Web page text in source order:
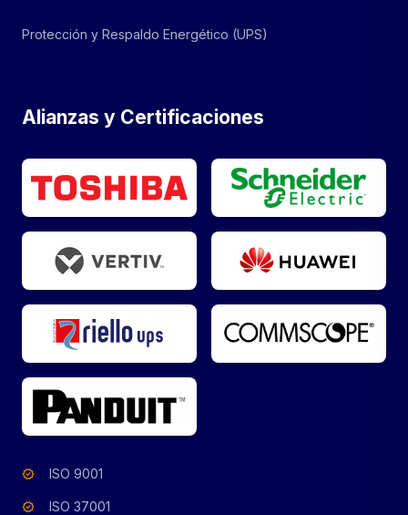
Protección y Respaldo Energético (UPS)
Alianzas y Certificaciones
verified ISO 9001
verified ISO 37001